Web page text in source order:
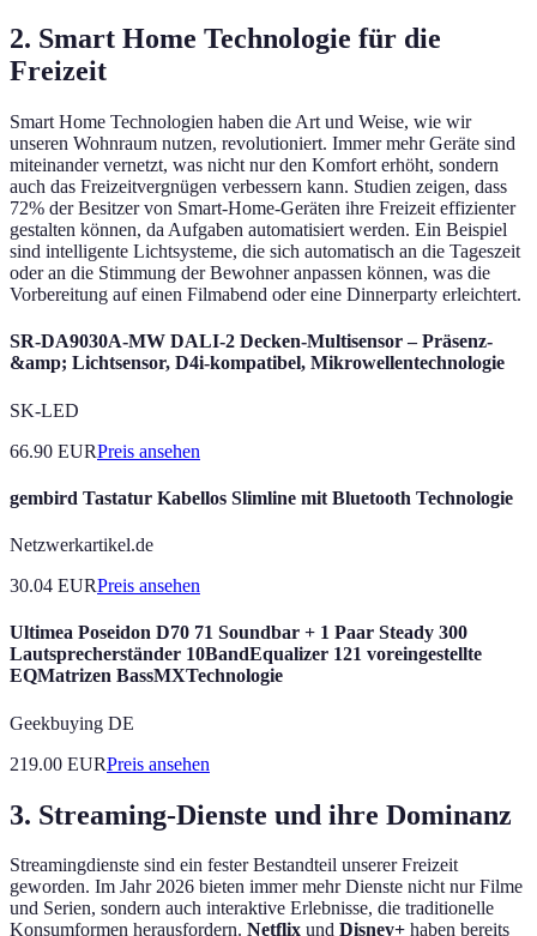
2. Smart Home Technologie für die
Freizeit
Smart Home Technologien haben die Art und Weise, wie wir
unseren Wohnraum nutzen, revolutioniert. Immer mehr Geräte sind
miteinander vernetzt, was nicht nur den Komfort erhöht, sondern
auch das Freizeitvergnügen verbessern kann. Studien zeigen, dass
72% der Besitzer von Smart-Home-Geräten ihre Freizeit effizienter
gestalten können, da Aufgaben automatisiert werden. Ein Beispiel
sind intelligente Lichtsysteme, die sich automatisch an die Tageszeit
oder an die Stimmung der Bewohner anpassen können, was die
Vorbereitung auf einen Filmabend oder eine Dinnerparty erleichtert.
SR-DA9030A-MW DALI-2 Decken-Multisensor – Präsenz-
&amp; Lichtsensor, D4i-kompatibel, Mikrowellentechnologie
SK-LED
66.90 EURPreis ansehen
gembird Tastatur Kabellos Slimline mit Bluetooth Technologie
Netzwerkartikel.de
30.04 EURPreis ansehen
Ultimea Poseidon D70 71 Soundbar + 1 Paar Steady 300
Lautsprecherständer 10BandEqualizer 121 voreingestellte
EQMatrizen BassMXTechnologie
Geekbuying DE
219.00 EURPreis ansehen
3. Streaming-Dienste und ihre Dominanz
Streamingdienste sind ein fester Bestandteil unserer Freizeit
geworden. Im Jahr 2026 bieten immer mehr Dienste nicht nur Filme
und Serien, sondern auch interaktive Erlebnisse, die traditionelle
Konsumformen herausfordern. Netflix und Disney+ haben bereits